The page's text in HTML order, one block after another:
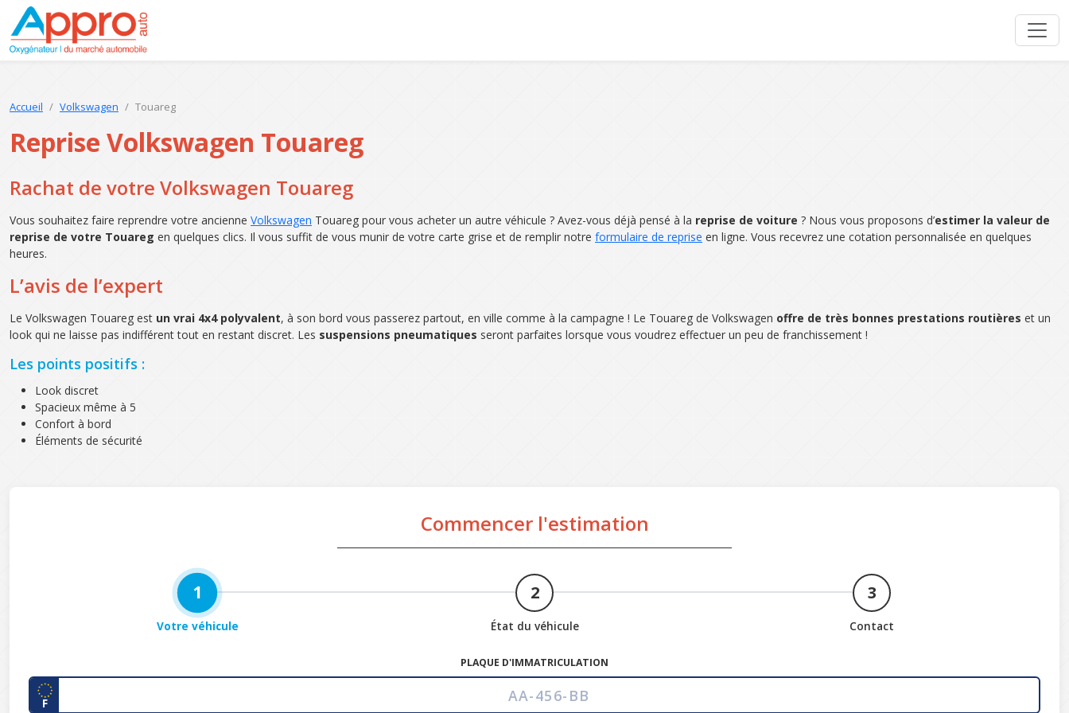
Accueil Volkswagen Touareg
Reprise Volkswagen Touareg
Rachat de votre Volkswagen Touareg
Vous souhaitez faire reprendre votre ancienne Volkswagen Touareg pour vous acheter un autre véhicule ? Avez-vous déjà pensé à la reprise de voiture ? Nous vous proposons d’estimer la valeur de
reprise de votre Touareg en quelques clics. Il vous suffit de vous munir de votre carte grise et de remplir notre formulaire de reprise en ligne. Vous recevrez une cotation personnalisée en quelques
heures.
L’avis de l’expert
Le Volkswagen Touareg est un vrai 4x4 polyvalent, à son bord vous passerez partout, en ville comme à la campagne ! Le Touareg de Volkswagen offre de très bonnes prestations routières et un
look qui ne laisse pas indifférent tout en restant discret. Les suspensions pneumatiques seront parfaites lorsque vous voudrez effectuer un peu de franchissement !
Les points positifs :
Look discret
Spacieux même à 5
Confort à bord
Éléments de sécurité
Commencer l'estimation
1
Votre véhicule
2
État du véhicule
3
Contact
PLAQUE D'IMMATRICULATION
F